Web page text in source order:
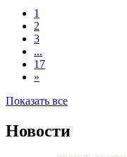
Korea Hydro & Nuclear
Power, 4.575% 30oct2053,
KRW
1
2
...